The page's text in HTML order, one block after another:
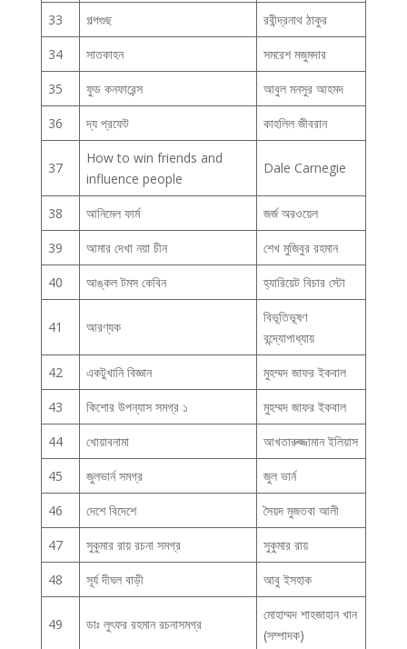
33
গল্পগুছ
রবীন্দ্রনাথ ঠাকুর
34
সাতকাহন
সমরেশ মজুমদার
35
ফুড কনফারেন্স
আবুল মনসুর আহমদ
36
দ্য প্রফেট কাহলিল জীবরান
37
How to win friends and
influence people
Dale Carnegie
38 আনিমেল ফার্ম
জর্জ অরওয়েল
39
আমার দেখা নয়া চীন
শেখ মুজিবুর রহমান
40
আঙ্কল টমস কেবিন হ্যারিয়েট বিচার স্টো
41 আরণ্যক
বিভূতিভূষণ
বন্দ্যোপাধ্যায়
42
একটুখানি বিজ্ঞান
মুহম্মদ জাফর ইকবাল
43
কিশোর উপন্যাস সমগ্র ১
মুহম্মদ জাফর ইকবাল
44
খোয়াবনামা
আখতারুজ্জামান ইলিয়াস
45
জুলভার্ন সমগ্র
জুল ভার্ন
46
দেশে বিদেশে
সৈয়দ মুজতবা আলী
47
সুকুমার রায় রচনা সমগ্র
সুকুমার রায়
48
সূর্য দীঘল বাড়ী আবু ইসহাক
49 ডাঃ লুৎফর রহমান রচনাসমগ্র
মোহাম্মদ শাহজাহান খান
(সম্পাদক)